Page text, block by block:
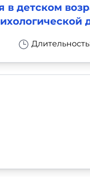
в детском